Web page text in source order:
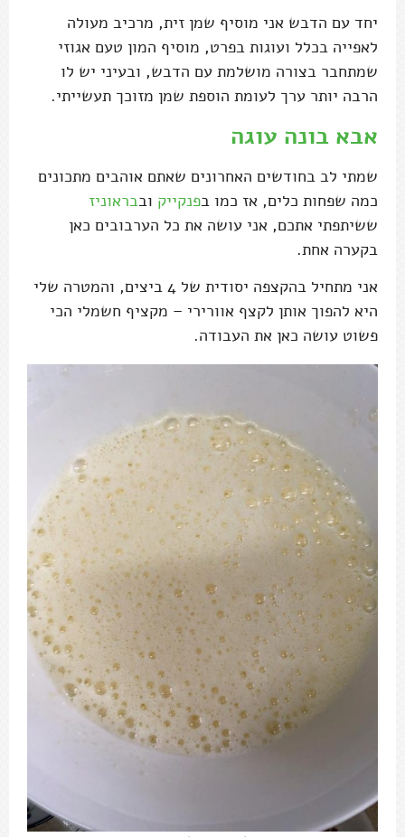
יחד עם הדבש אני מוסיף שמן זית, מרכיב מעולה
לאפייה בכלל ועוגות בפרט, מוסיף המון טעם אגוזי
שמתחבר בצורה מושלמת עם הדבש, ובעיני יש לו
הרבה יותר ערך לעומת הוספת שמן מזוכך תעשייתי.
אבא בונה עוגה
שמתי לב בחודשים האחרונים שאתם אוהבים מתכונים
כמה שפחות כלים, אז כמו בפנקייק ובבראוניז
ששיתפתי אתכם, אני עושה את כל הערבובים כאן
בקערה אחת.
אני מתחיל בהקצפה יסודית של 4 ביצים, והמטרה שלי
היא להפוך אותן לקצף אוורירי – מקציף חשמלי הכי
פשוט עושה כאן את העבודה.